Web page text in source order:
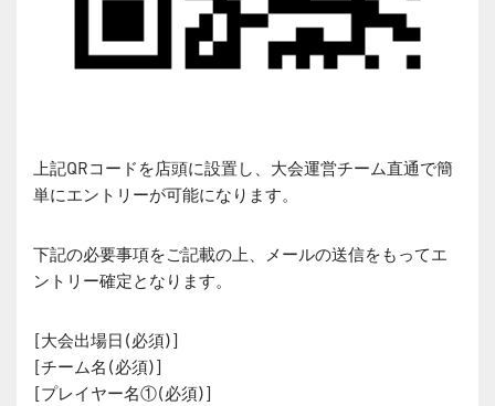
上記QRコードを店頭に設置し、大会運営チーム直通で簡
単にエントリーが可能になります。
下記の必要事項をご記載の上、メールの送信をもってエ
ントリー確定となります。
[大会出場日(必須)]
[チーム名(必須)]
[プレイヤー名①(必須)]